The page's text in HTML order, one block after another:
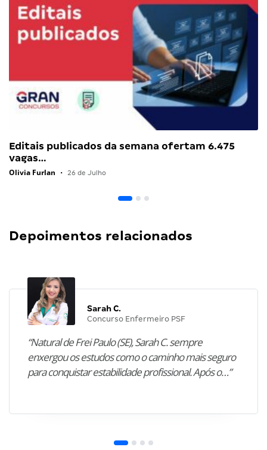
Editais publicados da semana ofertam 6.475
vagas…
Olivia Furlan • 26 de Julho
Depoimentos relacionados
Sarah C.
Concurso Enfermeiro PSF
“Natural de Frei Paulo (SE), Sarah C. sempre
enxergou os estudos como o caminho mais seguro
para conquistar estabilidade profissional. Após o…”